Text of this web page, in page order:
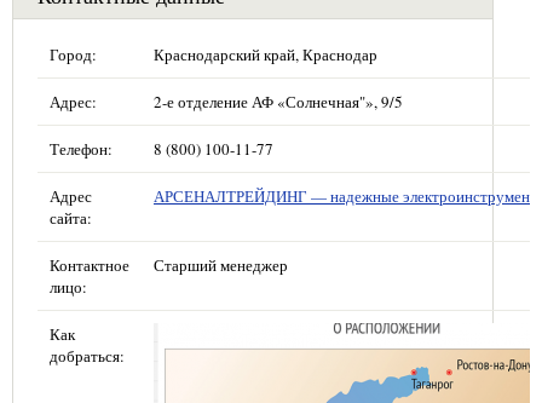
Город: Краснодарский край, Краснодар
Адрес: 2-е отделение АФ «Солнечная"», 9/5
Телефон: 8 (800) 100-11-77
Адрес
сайта:
АРСЕНАЛТРЕЙДИНГ — надежные
Контактное
лицо:
Старший менеджер
Как
добраться: